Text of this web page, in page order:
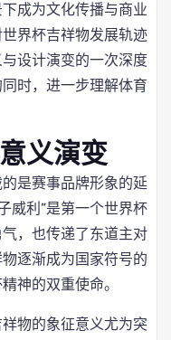
成为文化传播与商业
界杯吉祥物发展轨迹
设计演变的一次深度
时，进一步理解体育
义演变
是赛事品牌形象的延
威利”是第一个世界杯
，也传递了东道主对
逐渐成为国家符号的
神的双重使命。
物的象征意义尤为突